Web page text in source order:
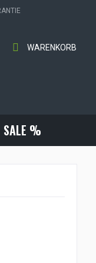
WARENKORB
SALE %